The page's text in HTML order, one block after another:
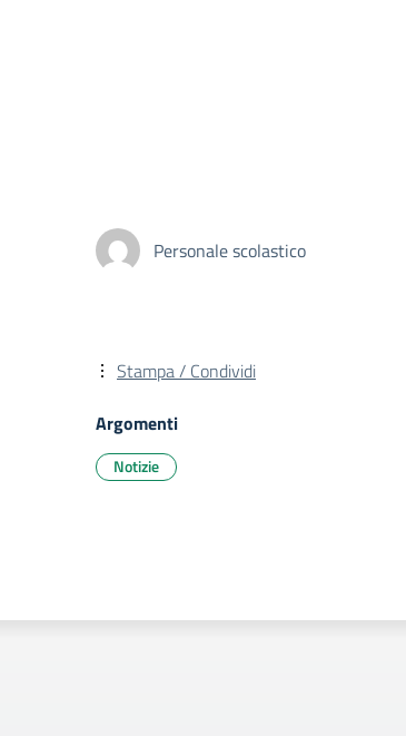
Personale scolastico
Stampa / Condividi
Argomenti
Notizie